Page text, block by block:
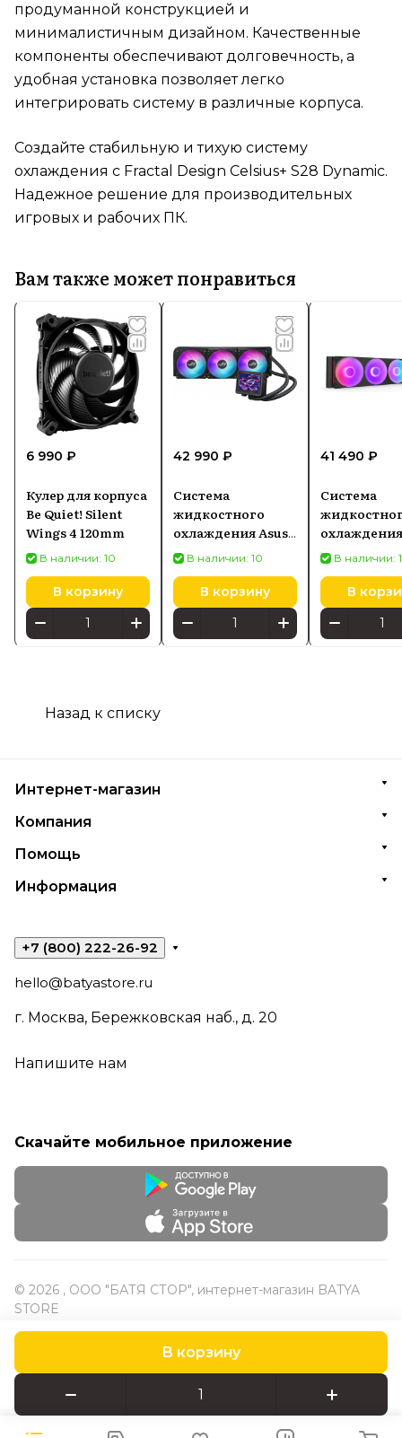
В корзину
продуманной конструкцией и
минималистичным дизайном. Качественные
компоненты обеспечивают долговечность, а
удобная установка позволяет легко
интегрировать систему в различные корпуса.
Создайте стабильную и тихую систему
охлаждения с Fractal Design Celsius+ S28 Dynamic.
Надежное решение для производительных
игровых и рабочих ПК.
Вам также может понравиться
6 990 ₽
Кулер для корпуса
Be Quiet! Silent
Wings 4 120mm
В наличии: 10
В корзину
42 990 ₽
Система
жидкостного
охлаждения Asus
ROG Ryujin III 360
ARGB Extreme
(90RC0131M0EAY0)
В наличии: 10
В корзину
41 490 ₽
Система
Kraken Elite
RGB, AIO
чёрная
В наличии:
В
Назад к списку
Интернет-магазин
Компания
Помощь
Информация
+7 (800) 222-26-92
hello@batyastore.ru
г. Москва, Бережковская наб., д. 20
Напишите нам
Скачайте мобильное приложение
© 2026 , ООО "БАТЯ СТОР", интернет-магазин BATYA
STORE
Конфиденциальность Оферта